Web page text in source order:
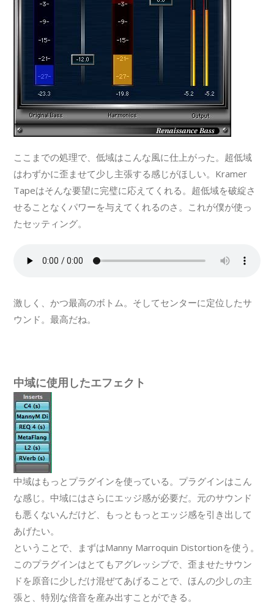
ここまでの処理で、低域はこんな風に仕上がった。超低域
はわずかに歪ませて少し主張する感じがほしい。Kramer
Tapeはそんな要望に完璧に応えてくれる。超低域を破綻さ
せることなくパワーを与えてくれるのさ。これが僕が使っ
たセッティング。
激しく、かつ最高のボトム。そしてセンターに定位したサ
ウンド。最高だね。
中域に使用したエフェクト
中域はもっとプラグインを使っている。プラグインはこん
な感じ。中域にはさらにエッジ感が必要だ。元のサウンド
も悪くないんだけど、もっともっとエッジ感を引き出して
あげたい。
ということで、まずはManny Marroquin Distortionを使う。
このプラグインはとてもアグレッシブで、歪ませたサウン
ドを原音に少しだけ混ぜてあげることで、ほんの少しの主
張と、特別な倍音を産み出すことができる。